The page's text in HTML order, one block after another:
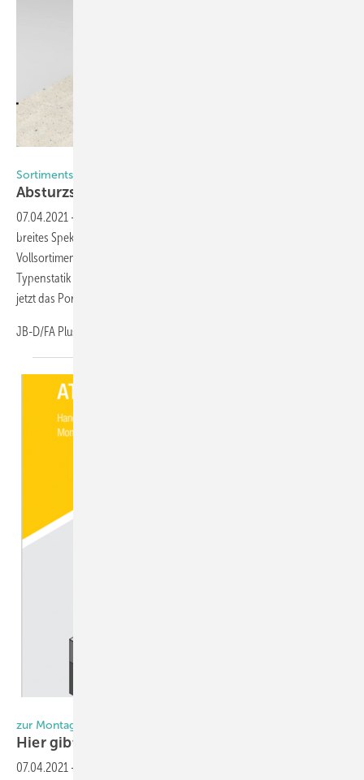
Sortimentserweiterung bei SFS
Absturzsicherung durchdacht bis ins
07.04.2021 -
breites Spektrum an Lösungen für die Fenstermontage, das auch ein
Vollsortiment für die Absturzsicherung umfasst. Mit einer geprüften
Typenstatik und neuen Lösungen für die Schwellenbefestigung wurde
jetzt das Portfolio erweitert
JB-D/FA Plus...
zur Montage von Hebe-Schiebe-Türen
Hier gibt es die
07.04.2021 -